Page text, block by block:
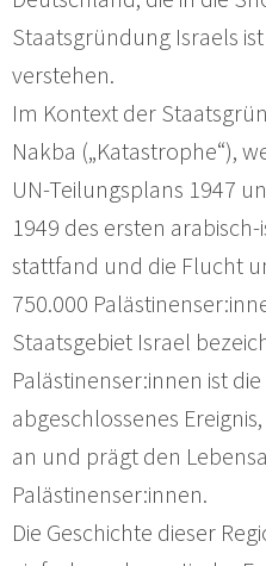
Staatsgründung Israels
verstehen.
Im Kontext der
Nakba („Katastrophe“),
UN-Teilungsplans 1947
1949 des ersten
stattfand und die Flucht
750.000
Staatsgebiet Israel
Palästinenser:innen ist
abgeschlossenes
an und prägt den
Palästinenser:innen.
Die Geschichte dieser